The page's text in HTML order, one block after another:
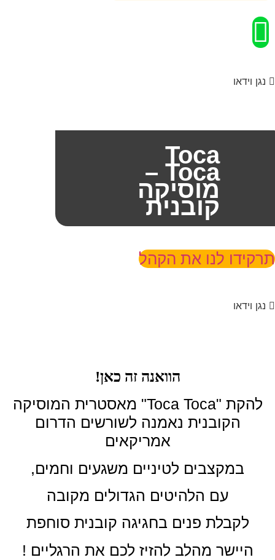
נגן וידאו
Toca
Toca –
מוסיקה
קובנית
תרקידו לנו את הקהל
נגן וידאו
הוואנה זה כאן!
להקת "Toca Toca" מאסטרית המוסיקה
הקובנית נאמנה לשורשים הדרום
אמריקאים
במקצבים לטיניים משגעים וחמים,
עם הלהיטים הגדולים מקובה
לקבלת פנים בחגיגה קובנית סוחפת
היישר מהלב להזיז לכם את הרגליים !